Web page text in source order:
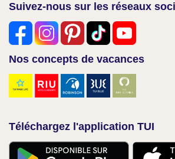
Suivez-nous sur les réseaux
Nos concepts de vacances
Téléchargez l'application TUI